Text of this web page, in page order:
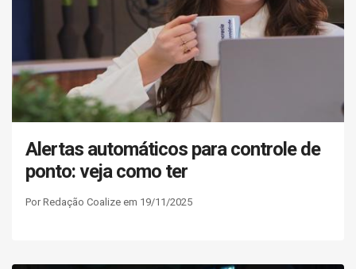
Alertas automáticos para controle de
ponto: veja como ter
Por Redação Coalize em 19/11/2025